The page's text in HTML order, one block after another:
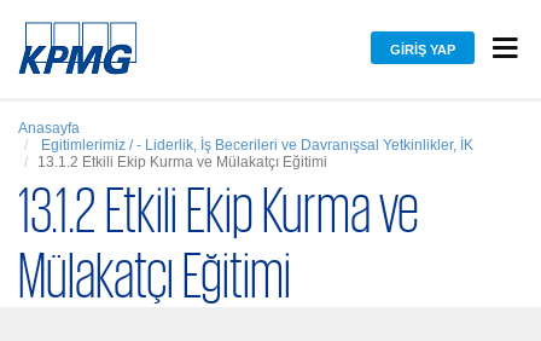
GIRIŞ YAP
Anasayfa
Egitimlerimiz / - Liderlik, İş Becerileri ve Davranışsal Yetkinlikler, İK
13.1.2 Etkili Ekip Kurma ve Mülakatçı Eğitimi
13.1.2 Etkili Ekip Kurma ve
Mülakatçı Eğitimi